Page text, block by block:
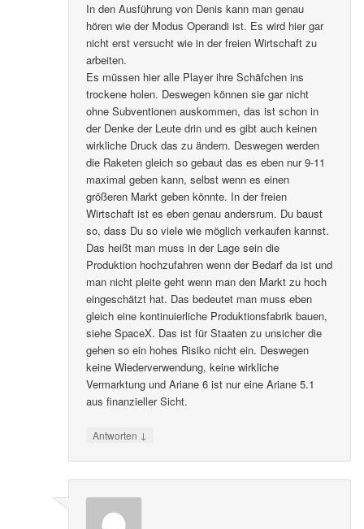
In den Ausführung von Denis kann man genau
hören wie der Modus Operandi ist. Es wird hier gar
nicht erst versucht wie in der freien Wirtschaft zu
arbeiten.
Es müssen hier alle Player ihre Schäfchen ins
trockene holen. Deswegen können sie gar nicht
ohne Subventionen auskommen, das ist schon in
der Denke der Leute drin und es gibt auch keinen
wirkliche Druck das zu ändern. Deswegen werden
die Raketen gleich so gebaut das es eben nur 9-11
maximal geben kann, selbst wenn es einen
größeren Markt geben könnte. In der freien
Wirtschaft ist es eben genau andersrum. Du baust
so, dass Du so viele wie möglich verkaufen kannst.
Das heißt man muss in der Lage sein die
Produktion hochzufahren wenn der Bedarf da ist und
man nicht pleite geht wenn man den Markt zu hoch
eingeschätzt hat. Das bedeutet man muss eben
gleich eine kontinuierliche Produktionsfabrik bauen,
siehe SpaceX. Das ist für Staaten zu unsicher die
gehen so ein hohes Risiko nicht ein. Deswegen
keine Wiederverwendung, keine wirkliche
Vermarktung und Ariane 6 ist nur eine Ariane 5.1
aus finanzieller Sicht.
Antworten ↓